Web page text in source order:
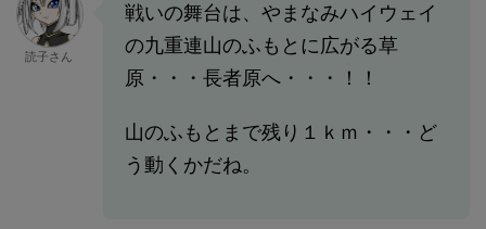
読子さん
戦いの舞台は、やまなみハイウェイ
の九重連山のふもとに広がる草
原・・・長者原へ・・・！！
山のふもとまで残り１ｋｍ・・・ど
う動くかだね。